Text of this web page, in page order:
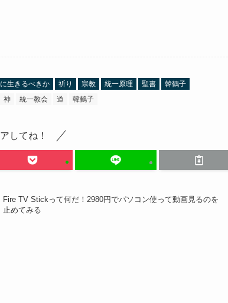
生きるべきか 祈り 宗教 統一原理 聖書
韓鶴子
神 統一教会 道 韓鶴子
してね！
Fire TV Stickって何だ！2980円でパソコン使って動画見るのを
止めてみる